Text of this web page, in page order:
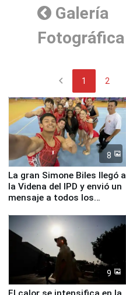
Galería
Fotográfica
chevron_left 1 2
8
La gran Simone Biles llegó a
la Videna del IPD y envió un
mensaje a todos los
9